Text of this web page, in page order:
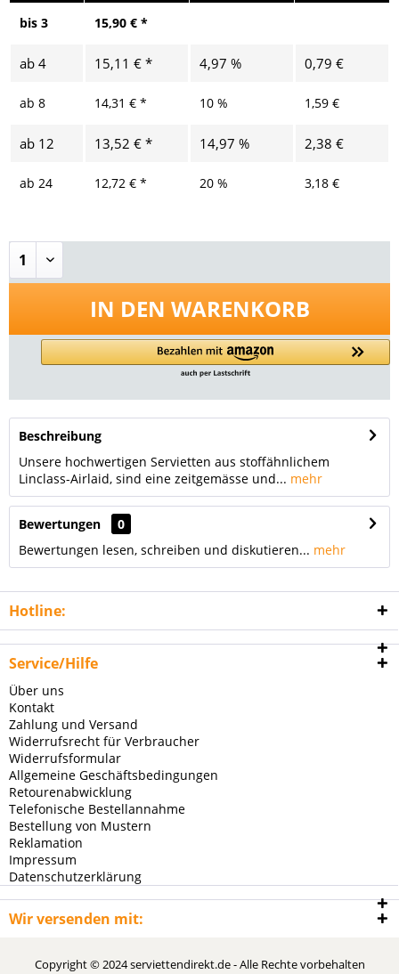
bis 3 15,90 € *
ab 4 15,11 € * 4,97 % 0,79 €
ab 8 14,31 € * 10 % 1,59 €
ab 12 13,52 € * 14,97 % 2,38 €
ab 24 12,72 € * 20 % 3,18 €
IN DEN WARENKORB
Beschreibung
Unsere hochwertigen Servietten aus stoffähnlichem
Linclass-Airlaid, sind eine zeitgemässe und... mehr
Bewertungen
0
Bewertungen lesen, schreiben und diskutieren... mehr
Hotline:
Service/Hilfe
Über uns
Kontakt
Zahlung und Versand
Widerrufsrecht für Verbraucher
Widerrufsformular
Allgemeine Geschäftsbedingungen
Retourenabwicklung
Telefonische Bestellannahme
Bestellung von Mustern
Reklamation
Impressum
Datenschutzerklärung
Wir versenden mit:
Copyright © 2024 serviettendirekt.de - Alle Rechte vorbehalten